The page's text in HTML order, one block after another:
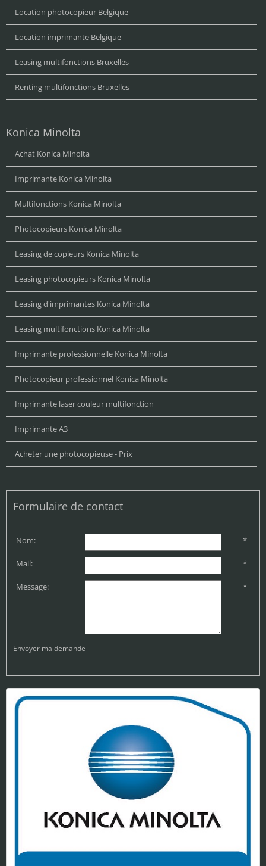
Location photocopieur Belgique
Location imprimante Belgique
Leasing multifonctions Bruxelles
Renting multifonctions Bruxelles
Konica Minolta
Achat Konica Minolta
Imprimante Konica Minolta
Multifonctions Konica Minolta
Photocopieurs Konica Minolta
Leasing de copieurs Konica Minolta
Leasing photocopieurs Konica Minolta
Leasing d'imprimantes Konica Minolta
Leasing multifonctions Konica Minolta
Imprimante professionnelle Konica Minolta
Photocopieur professionnel Konica Minolta
Imprimante laser couleur multifonction
Imprimante A3
Acheter une photocopieuse - Prix
Formulaire de contact
Nom: *
Mail: *
Message: *
Envoyer ma demande